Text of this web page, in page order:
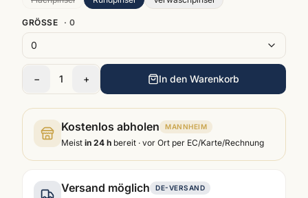
GRÖSSE · 0
0
− 1 + In den Warenkorb
Kostenlos abholen MANNHEIM
Meist in 24 h bereit · vor Ort per EC/Karte/Rechnung
Versand möglich DE-VERSAND